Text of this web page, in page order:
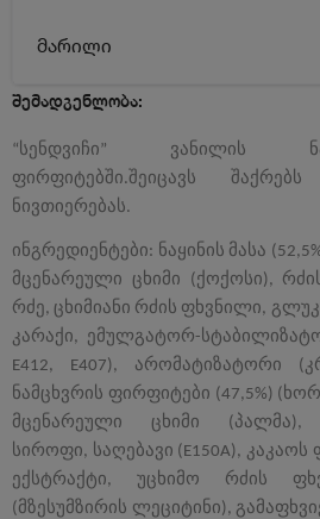
მარილი
შემადგენლობა:
“ სენდვიჩი” ვანილის
ფირფიტებში.შეიცავს შაქრებს
ნივთიერებას.
ინგრედიენტები: ნაყინის მასა
მცენარეული ცხიმი (ქოქოსი),
რძე, ცხიმიანი რძის ფხვნილი,
კარაქი, ემულგატორ-
E412, E407), არომატიზატორი (
ნამცხვრის ფირფიტები (47,5%) (
მცენარეული ცხიმი (პალმა
სიროფი, საღებავი (E150A), კაკაოს
ექსტრაქტი, უცხიმო რძის
(მზესუმზირის ლეციტინი),